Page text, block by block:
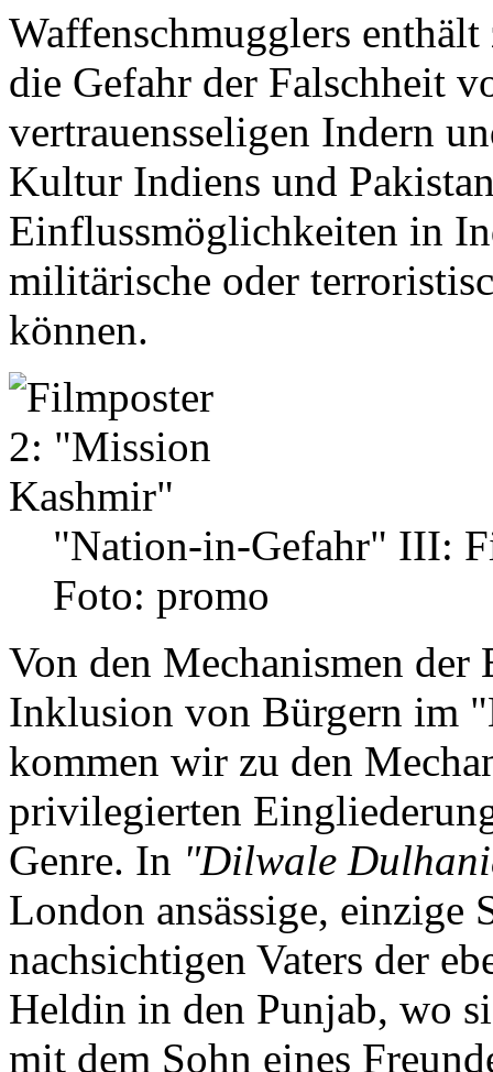
Waffenschmugglers
die Gefahr der Falschheit
vertrauensseligen Indern
Kultur Indiens und
Einflussmöglichkeiten in
militärische oder
können.
"Nation-in-Gefahr" III:
Foto: promo
Von den Mechanismen
Inklusion von Bürgern im
kommen wir zu den
privilegierten
Genre. In "Dilwale
London ansässige, einzige
nachsichtigen Vaters der
Heldin in den Punjab, wo
mit dem Sohn eines